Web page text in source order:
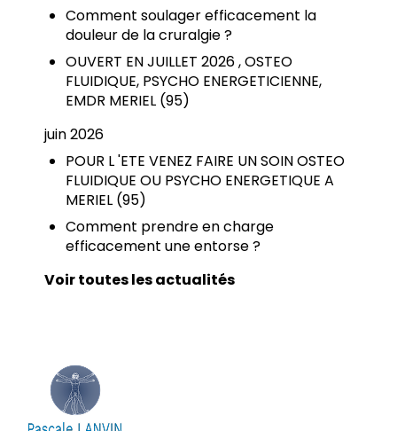
Comment soulager efficacement la
douleur de la cruralgie ?
OUVERT EN JUILLET 2026 , OSTEO
FLUIDIQUE, PSYCHO ENERGETICIENNE,
EMDR MERIEL (95)
juin 2026
POUR L 'ETE VENEZ FAIRE UN SOIN OSTEO
FLUIDIQUE OU PSYCHO ENERGETIQUE A
MERIEL (95)
Comment prendre en charge
efficacement une entorse ?
Voir toutes les actualités